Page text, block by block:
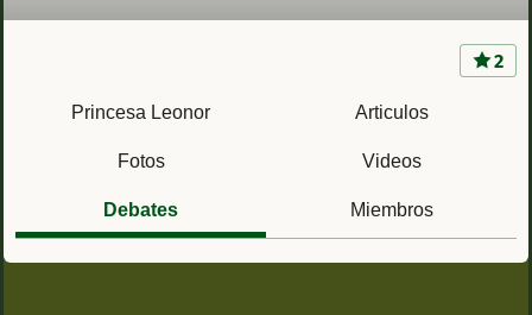
2
Princesa Leonor Articulos
Fotos Videos
Debates Miembros